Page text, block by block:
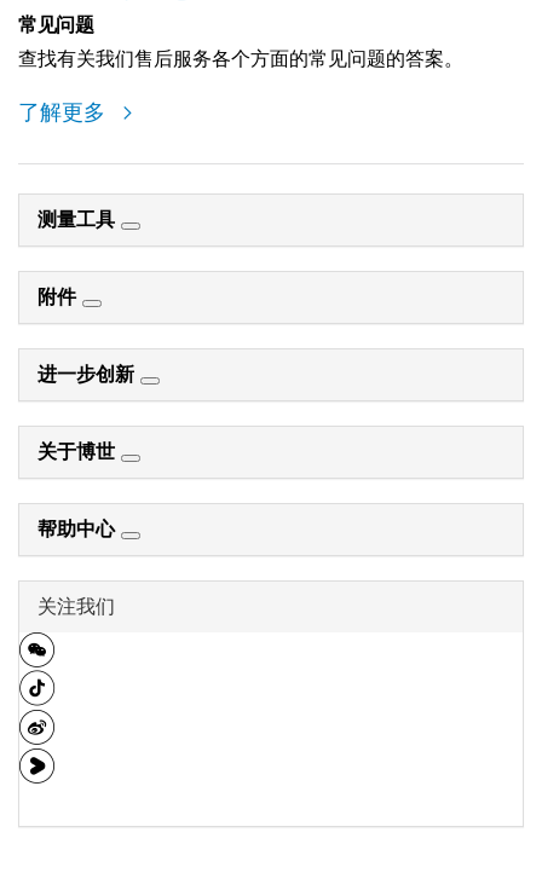
常见问题
查找有关我们售后服务各个方面的常见问题的答案。
了解更多
测量工具
附件
进一步创新
关于博世
帮助中心
关注我们